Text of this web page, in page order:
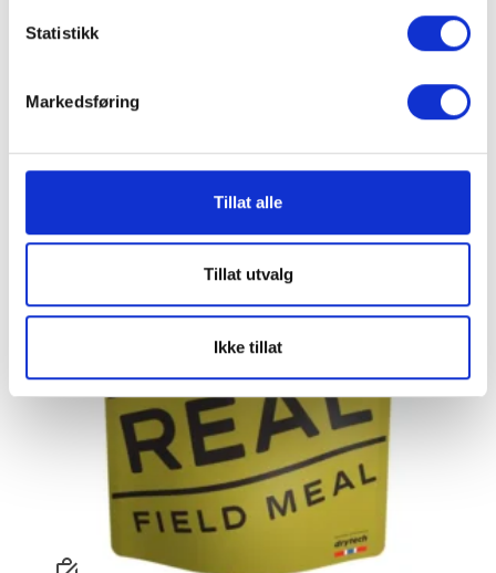
Statistikk
Markedsføring
Tillat alle
Tillat utvalg
Ikke tillat